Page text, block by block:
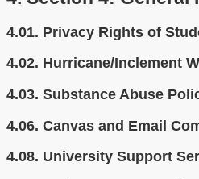
4.01. Privacy Rights of
4.02. Hurricane/Inclement
4.03. Substance Abuse
4.06. Canvas and Email
4.08. University Support